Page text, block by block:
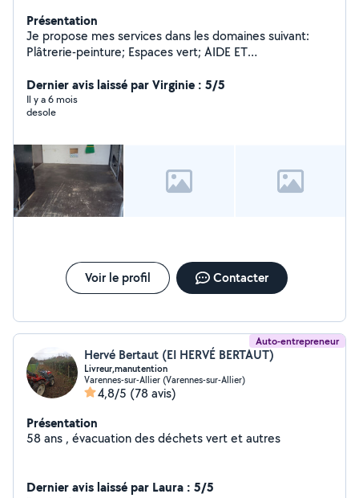
Présentation
Je propose mes services dans les domaines suivant:
Plâtrerie-peinture; Espaces vert; AIDE ET
MAINS; COURSE ET LIVRAISONS; CONCIERGERIE; NOS
DEFUNTS; PALETTES; recyclage.
Dernier avis laissé par Virginie : 5/5
Il y a 6 mois
desole
Voir le profil Contacter
Auto-entrepreneur
Hervé Bertaut (EI HERVÉ BERTAUT)
Livreur,manutention
Varennes-sur-Allier (Varennes-sur-Allier)
4,8/5 (78 avis)
Présentation
58 ans , évacuation des déchets vert et autres
Dernier avis laissé par Laura : 5/5